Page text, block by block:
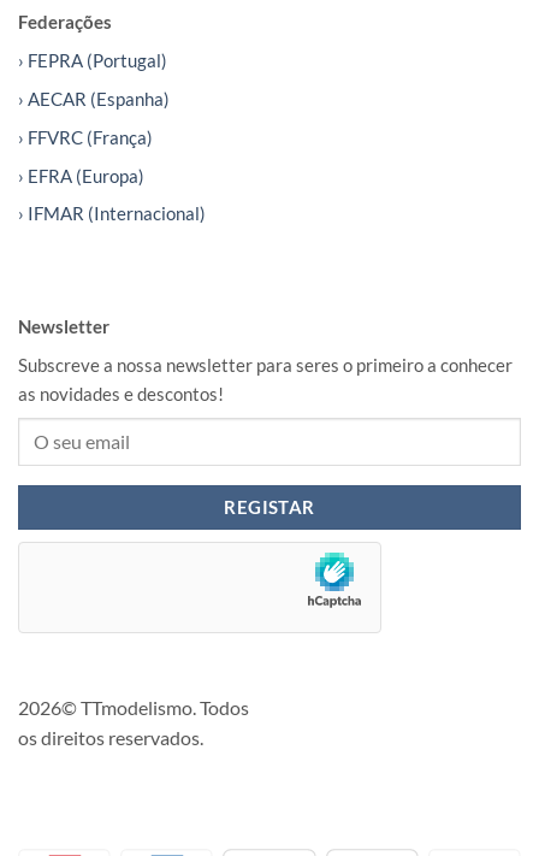
Federações
› FEPRA (Portugal)
› AECAR (Espanha)
› FFVRC (França)
› EFRA (Europa)
› IFMAR (Internacional)
Newsletter
Subscreve a nossa newsletter para seres o primeiro a conhecer
as novidades e descontos!
2026© TTmodelismo. Todos
os direitos reservados.